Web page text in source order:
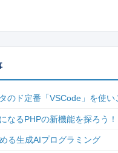
のド定番「VSCode」を使い
なるPHPの新機能を探ろう！
る生成AIプログラミング